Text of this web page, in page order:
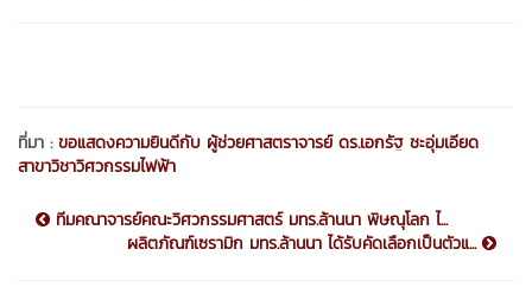
ที่มา :ขอแสดงความยินดีกับ ผู้ช่วยศาสตราจารย์ ดร.เอกรัฐ ชะอุ่มเอียด
สาขาวิชาวิศวกรรมไฟฟ้า
ทีมคณาจารย์คณะวิศวกรรมศาสตร์ มทร.ล้านนา พิษณุโลก ไ...
ผลิตภัณฑ์เซรามิก มทร.ล้านนา ได้รับคัดเลือกเป็นตัวแ...